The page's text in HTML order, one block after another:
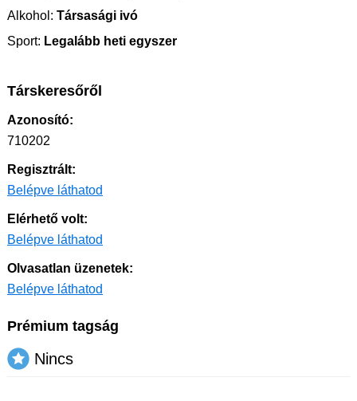
Alkohol: Társasági ivó
Sport: Legalább heti egyszer
Társkeresőről
Azonosító:
710202
Regisztrált:
Belépve láthatod
Elérhető volt:
Belépve láthatod
Olvasatlan üzenetek:
Belépve láthatod
Prémium tagság
Nincs